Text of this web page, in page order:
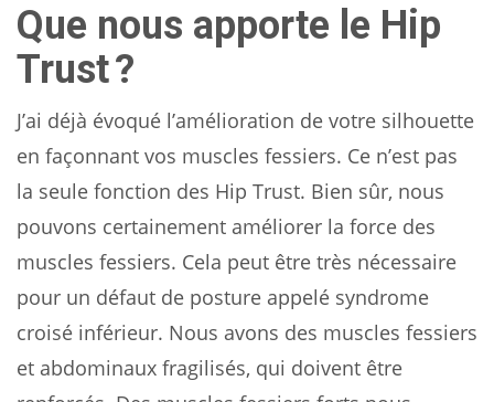
Que nous apporte le Hip
Trust ?
J’ai déjà évoqué l’amélioration de votre silhouette
en façonnant vos muscles fessiers. Ce n’est pas
la seule fonction des Hip Trust. Bien sûr, nous
pouvons certainement améliorer la force des
muscles fessiers. Cela peut être très nécessaire
pour un défaut de posture appelé syndrome
croisé inférieur. Nous avons des muscles fessiers
et abdominaux fragilisés, qui doivent être